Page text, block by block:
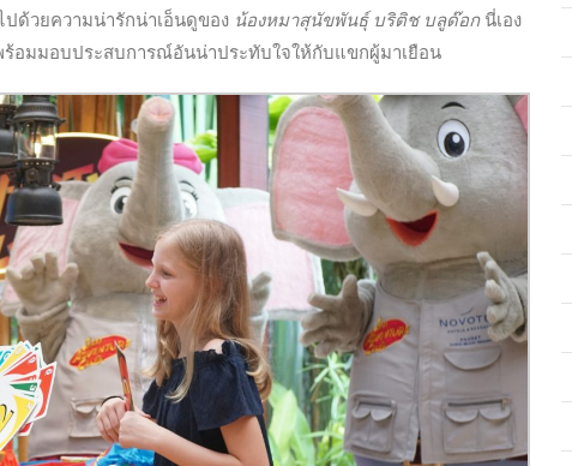
ปด้วยความน่ารักน่าเอ็นดูของ น้องหมาสุนัขพันธุ์ บริติช บลูด๊อก นี่เอง
อมมอบประสบการณ์อันน่าประทับใจให้กับแขกผู้มาเยือน